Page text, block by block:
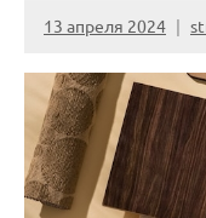
13 апреля 2024